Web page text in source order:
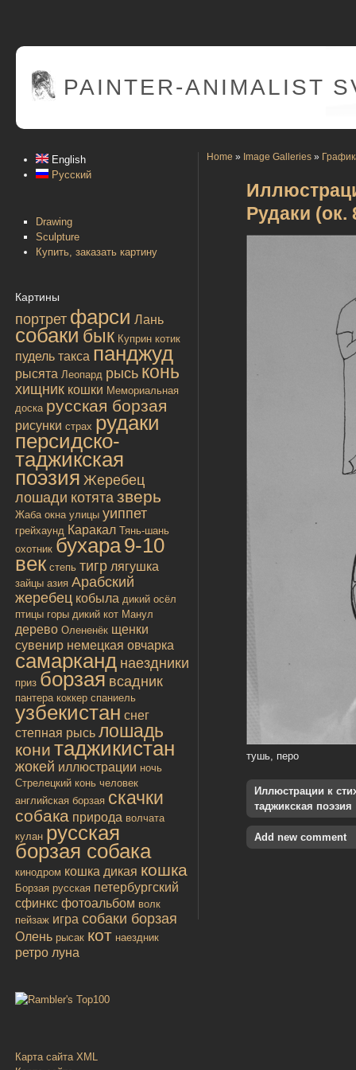
PAINTER-ANIMALIST
English
Русский
Drawing
Sculpture
Купить, заказать картину
Картины
портрет фарси Лань
собакибык Куприн котик
пудель такса панджуд
рысята Леопард рысь конь
хищник кошки Мемориальная
доска русская борзая
рисунки страх рудаки
персидско-
таджикская
поэзия Жеребец
лошади котята зверь
Жаба окна улицы уиппет
грейхаунд Каракал Тянь-шань
охотник бухара9-10
век степь тигр лягушка
зайцы азия Арабский
жеребец кобыла дикий осёл
птицы горы дикий кот Манул
дерево Олененёк щенки
сувенир немецкая овчарка
самарканд наездники
приз борзая всадник
пантера коккер спаниель
узбекистан снег
степная рысь лошадь
кони таджикистан
жокей иллюстрации ночь
Стрелецкий конь человек
английская борзая скачки
собака природа волчата
кулан русская
борзая собака
кинодром кошка дикая кошка
Борзая русская петербургский
сфинкс фотоальбом волк
пейзаж игра собаки борзая
Олень рысак кот наездник
ретро луна
Карта сайта XML
Home » Image Galleries »
Рудаки (ок.
тушь, перо
Иллюстрации к
таджикская поэзия
Add new comment